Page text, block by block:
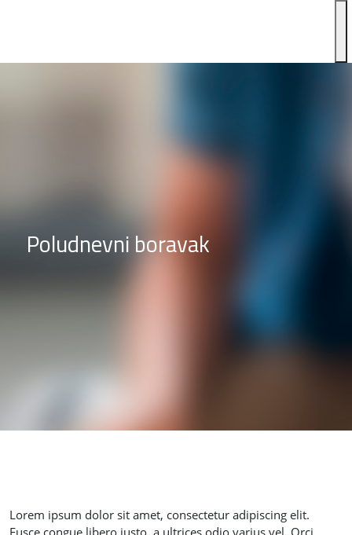
Poludnevni boravak
Lorem ipsum dolor sit amet, consectetur adipiscing elit.
Fusce congue libero justo, a ultrices odio varius vel. Orci